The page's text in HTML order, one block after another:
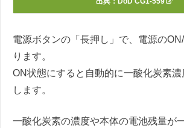
電源ボタンの「長押し」で、電源の
ります。
ON状態にすると自動的に一酸化炭素
します。
一酸化炭素の濃度や本体の電池残量が